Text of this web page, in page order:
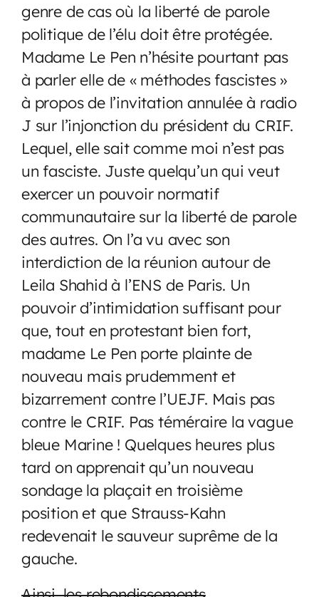
genre de cas où la liberté de parole
politique de l’élu doit être protégée.
Madame Le Pen n’hésite pourtant pas
à parler elle de « méthodes fascistes »
à propos de l’invitation annulée à radio
J sur l’injonction du président du CRIF.
Lequel, elle sait comme moi n’est pas
un fasciste. Juste quelqu’un qui veut
exercer un pouvoir normatif
communautaire sur la liberté de parole
des autres. On l’a vu avec son
interdiction de la réunion autour de
Leila Shahid à l’ENS de Paris. Un
pouvoir d’intimidation suffisant pour
que, tout en protestant bien fort,
madame Le Pen porte plainte de
nouveau mais prudemment et
bizarrement contre l’UEJF. Mais pas
contre le CRIF. Pas téméraire la vague
bleue Marine ! Quelques heures plus
tard on apprenait qu’un nouveau
sondage la plaçait en troisième
position et que Strauss-Kahn
redevenait le sauveur suprême de la
gauche.